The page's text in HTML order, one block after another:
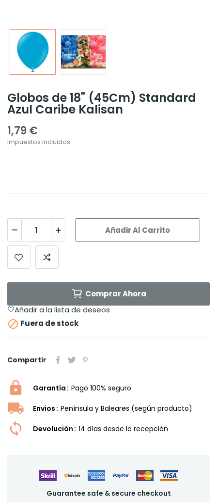
Globos de 18" (45Cm) Standard
Azul Caribe Kalisan
1,79 €
Impuestos incluidos
Añadir Al Carrito
Comprar Ahora
Añadir a la lista de deseos
 Fuera de stock
Compartir
Garantía Pago 100% seguro
Envios Península y Baleares (según producto)
Devolución 14 dí­as desde la recepción
Guarantee safe & secure checkout